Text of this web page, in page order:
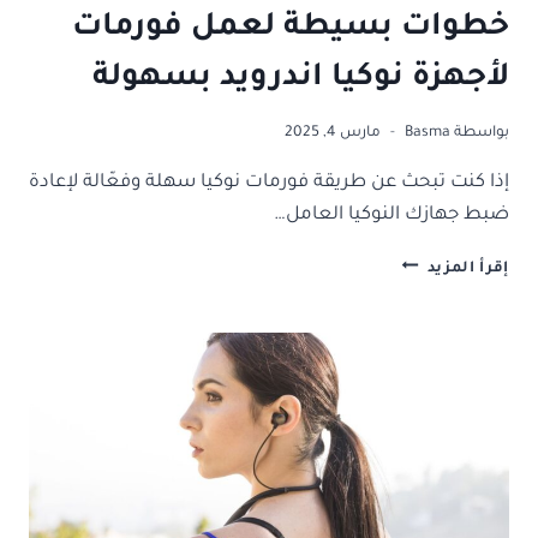
خطوات بسيطة لعمل فورمات
لأجهزة نوكيا اندرويد بسهولة
بواسطة Basma مارس 4, 2025
إذا كنت تبحث عن طريقة فورمات نوكيا سهلة وفعّالة لإعادة
ضبط جهازك النوكيا العامل…
إقرأ المزيد خطوات